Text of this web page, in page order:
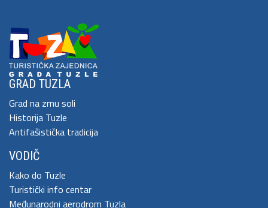
GRAD TUZLA
Grad na zrnu soli
Historija Tuzle
Antifašistička tradicija
VODIČ
Kako do Tuzle
Turistički info centar
Međunarodni aerodrom Tuzla